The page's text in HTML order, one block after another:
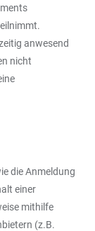
anwesend
nicht
die Anmeldung
einer
mithilfe
(z.B.